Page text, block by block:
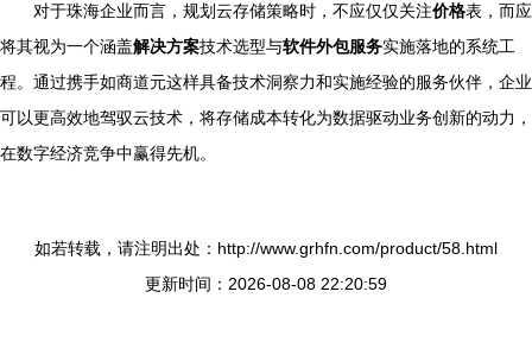
对于珠海企业而言，规划云存储策略时，不应仅仅关注价格表，而应
将其视为一个涵盖解决方案技术选型与软件外包服务实施落地的系统工
程。通过携手如商道元这样具备技术洞察力和实施经验的服务伙伴，企业
可以更高效地驾驭云技术，将存储成本转化为数据驱动业务创新的动力，
在数字经济竞争中赢得先机。
如若转载，请注明出处：http://www.grhfn.com/product/58.html
更新时间：2026-08-08 22:20:59